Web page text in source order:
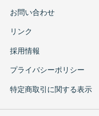
お問い合わせ
リンク
採用情報
プライバシーポリシー
特定商取引に関する表示